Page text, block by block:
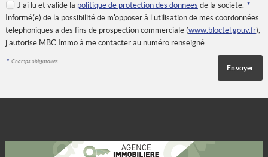
J'ai lu et valide la politique de protection des données de la société. *
Informé(e) de la possibilité de m'opposer à l'utilisation de mes coordonnées
téléphoniques à des fins de prospection commerciale (www.bloctel.gouv.fr),
j'autorise MBC Immo à me contacter au numéro renseigné.
* Champs obligatoires